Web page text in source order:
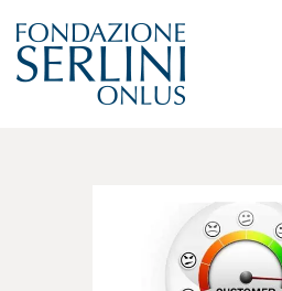
AMMINISTRAZIONE